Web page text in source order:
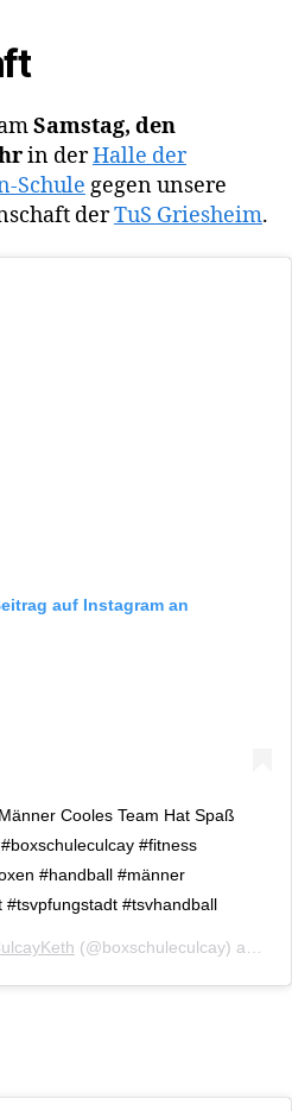
Samstag, den
in derHalle der
Schule gegen unsere
derTuS Griesheim.
auf Instagram an
Cooles Team Hat Spaß
#fitness
#handball #männer
#tsvhandball
(@boxschuleculcay) am